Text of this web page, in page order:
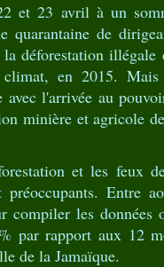
et 23 avril à un
quarantaine de
déforestation
en 2015.
avec l'arrivée au
minière et agricole
et les feux
préoccupants. Entre
compiler les
par rapport aux 12
de la Jamaïque.